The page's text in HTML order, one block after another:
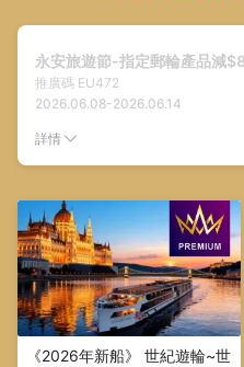
永安旅遊節-指定郵輪產品減
推廣碼 EU472
2026.06.08-2026.06.14
詳情
《2026年新船》 世紀遊輪~世